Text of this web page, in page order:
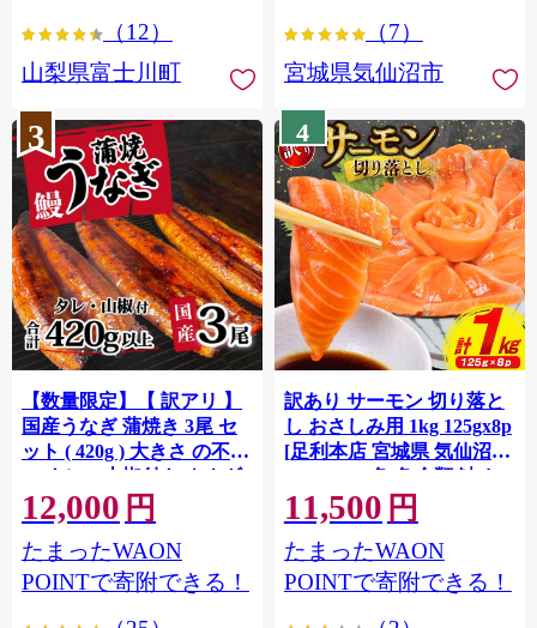
大粒 種なし 先行予約 富士
円 九千円
（12）
山梨県富士川町
（7）
宮城県気仙沼市
3
【数量限定】【 訳アリ 】
国産うなぎ 蒲焼き 3尾 セ
ット ( 420g ) 大きさ の不揃
い タレ・山椒付き ウナギ
鰻 ふぞろい 不揃い うな重
ひつまぶし 人気 茨城 八千
代町 ふるさと納税 冷凍
[SF951ya]
12,000 円
たまったWAON
POINTで寄附できる！
4
訳あり サーモン 切り落と
し おさしみ用 1kg 125gx8p
[足利本店 宮城県 気仙沼市
20564313] 魚 魚介類 鮭 お
刺し身 刺し身 刺身 生 生食
個包装 チリ銀鮭 銀鮭 海鮮
海鮮丼 魚介
11,500 円
たまったWAON
POINTで寄附できる！